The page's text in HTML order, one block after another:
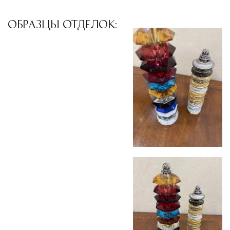
Глобальная сеть распределительных
Помимо Москвы, мы располагаем
логистическими узлами в ключевых
— региональный центр для
— распределительная база для
логистический хаб для европейского рынка
североамериканского сегмента
ОБРАЗЦЫ ОТДЕЛОК: